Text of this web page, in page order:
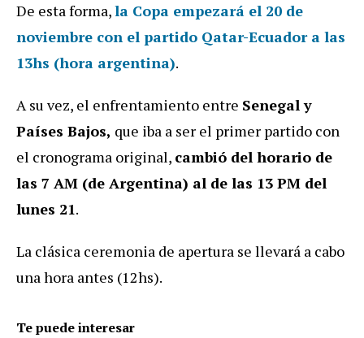
De esta forma,la Copa empezará el 20 de
noviembre con el partido Qatar-Ecuador a las
13hs (hora argentina).
A su vez, el enfrentamiento entre Senegal y
Países Bajos, que iba a ser el primer partido con
el cronograma original, cambió del horario de
las 7 AM (de Argentina) al de las 13 PM del
lunes 21.
La clásica ceremonia de apertura se llevará a cabo
una hora antes (12hs).
Te puede interesar